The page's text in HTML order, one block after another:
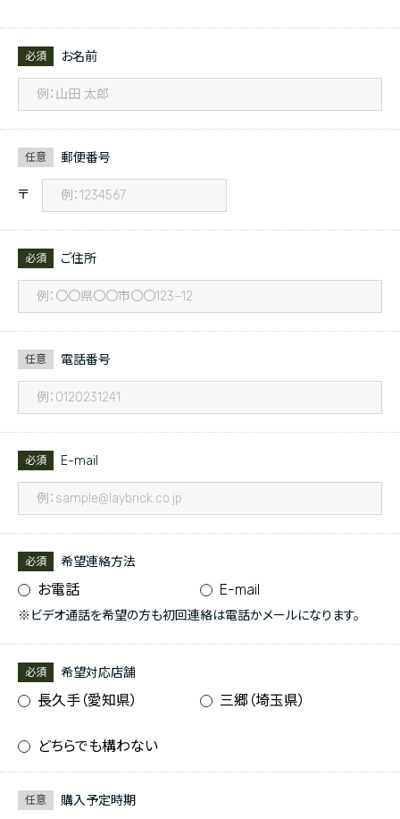
必須 お名前
任意 郵便番号
〒
必須 ご住所
任意 電話番号
必須 E-mail
必須 希望連絡方法
お電話 E-mail
※ビデオ通話を希望の方も初回連絡は電話かメールになります。
必須 希望対応店舗
長久手（愛知県） 三郷（埼玉県）
どちらでも構わない
任意 購入予定時期